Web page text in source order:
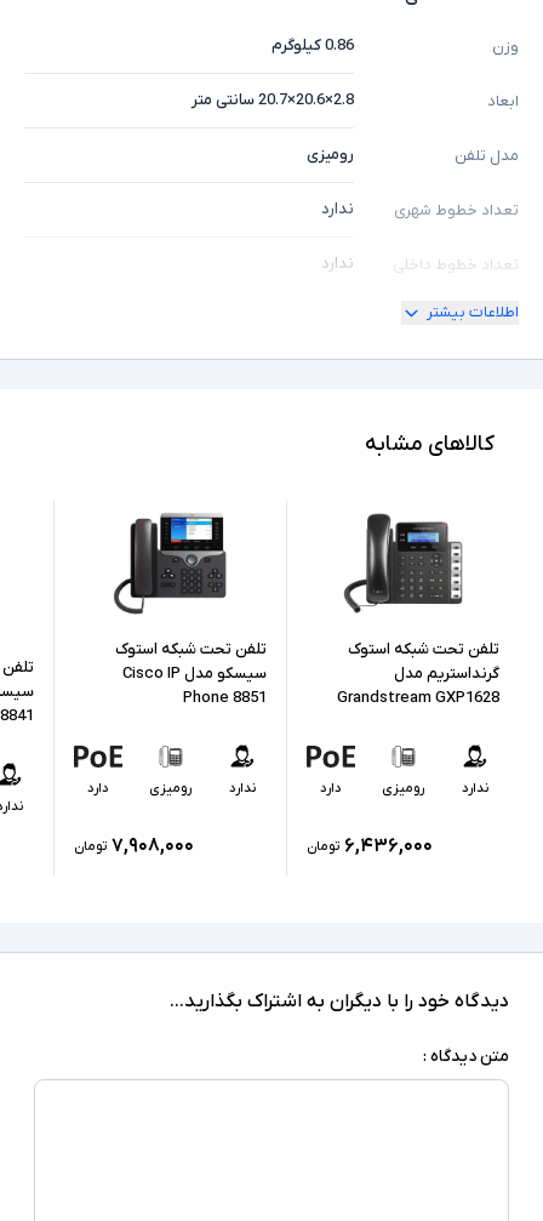
وزن 0.86 کیلوگرم
ابعاد 2.8×20.6×20.7 سانتی متر
مدل تلفن رومیزی
تعداد خطوط شهری ندارد
تعداد خطوط داخلی ندارد
قابلیت ارتقا خطوط
امکان اتصال به باتری
اقلام همراه آداپتور
سایر امکانات
کیفیت صدای HD - دو پورت گیگابیت اترنت -
صفحه‌نمایش با نور پس‌ زمینه - قابلیت کنفرانس -
قابلیت نصب روی دیوار - صفحه نمایش گرافیکی 3.5
اینچ با وضوح 396x162 پیکسل
اطلاعات بیشتر
کالاهای مشابه
تلفن تحت شبکه استوک
گرنداستریم مدل
Grandstream GXP1628
ندارد رومیزی دارد
۶,۴۳۶,۰۰۰ تومان
تلفن تحت شبکه استوک
سیسکو مدل Cisco IP
Phone 8851
ندارد رومیزی دارد
۷,۹۰۸,۰۰۰ تومان
دیدگاه خود را با دیگران به اشتراک بگذارید...
متن دیدگاه :